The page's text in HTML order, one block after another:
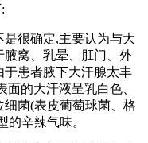
很确定,主要认为与大
窝、乳晕、肛门、外
于患者腋下大汗腺太丰
的大汗液呈乳白色、
菌(表皮葡萄球菌、格
的辛辣气味。